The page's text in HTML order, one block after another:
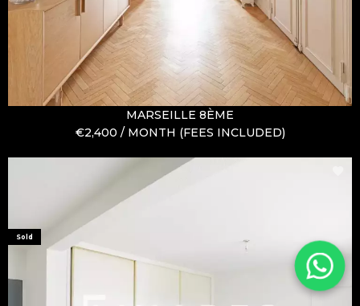
MARSEILLE 8ÈME
€2,400 / MONTH (FEES INCLUDED)
Sold